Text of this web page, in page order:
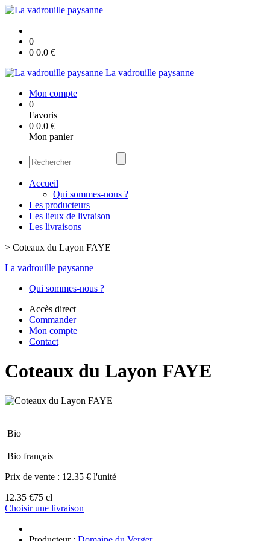
0
0 0.0 €
La vadrouille paysanne
Mon compte
0
Favoris
0 0.0 €
Mon panier
Accueil
Qui sommes-nous ?
Les producteurs
Les lieux de livraison
Les livraisons
> Coteaux du Layon FAYE
La vadrouille paysanne
Qui sommes-nous ?
Accès direct
Commander
Mon compte
Contact
Coteaux du Layon FAYE
Bio
Bio français
Prix de vente : 12.35 € l'unité
12.35 €75 cl
Choisir une livraison